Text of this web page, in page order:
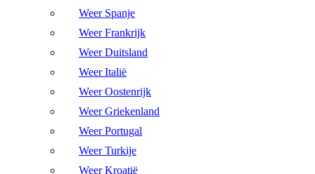
Weer Spanje
Weer Frankrijk
Weer Duitsland
Weer Italië
Weer Oostenrijk
Weer Griekenland
Weer Portugal
Weer Turkije
Weer Kroatië